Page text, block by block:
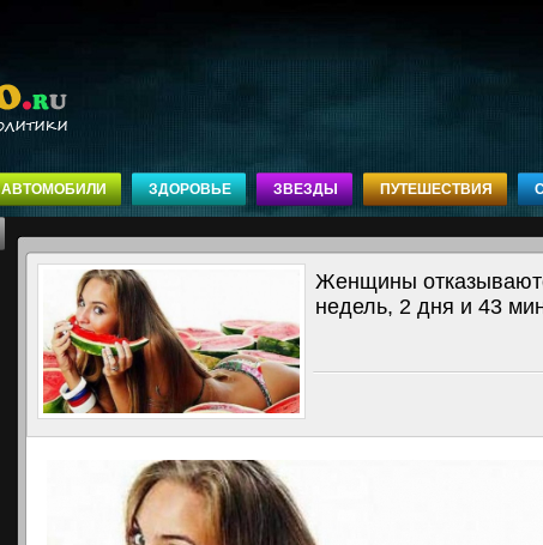
АВТОМОБИЛИ ЗДОРОВЬЕ ЗВЕЗДЫ ПУТЕШЕСТВИЯ
Женщины
недель, 2 дня и 43